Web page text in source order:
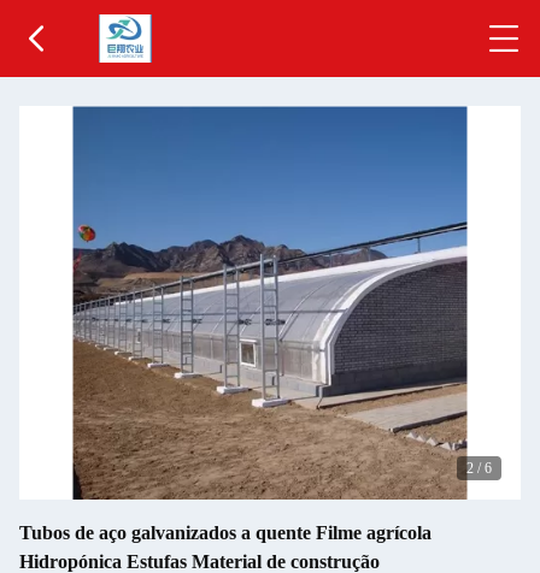
2 / 6
Tubos de aço galvanizados a quente Filme agrícola
Hidropónica Estufas Material de construção